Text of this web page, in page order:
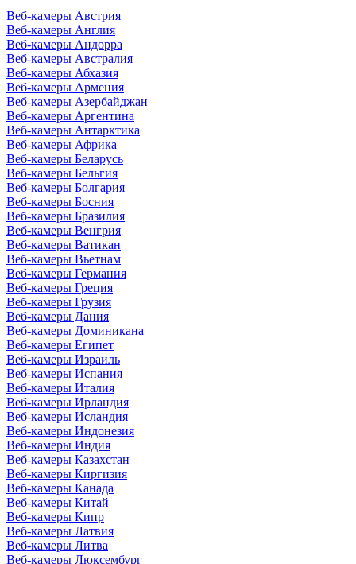
Веб-камеры Австрия
Веб-камеры Англия
Веб-камеры Андорра
Веб-камеры Австралия
Веб-камеры Абхазия
Веб-камеры Армения
Веб-камеры Азербайджан
Веб-камеры Аргентина
Веб-камеры Антарктика
Веб-камеры Африка
Веб-камеры Беларусь
Веб-камеры Бельгия
Веб-камеры Болгария
Веб-камеры Босния
Веб-камеры Бразилия
Веб-камеры Венгрия
Веб-камеры Ватикан
Веб-камеры Вьетнам
Веб-камеры Германия
Веб-камеры Греция
Веб-камеры Грузия
Веб-камеры Дания
Веб-камеры Доминикана
Веб-камеры Египет
Веб-камеры Израиль
Веб-камеры Испания
Веб-камеры Италия
Веб-камеры Ирландия
Веб-камеры Исландия
Веб-камеры Индонезия
Веб-камеры Индия
Веб-камеры Казахстан
Веб-камеры Киргизия
Веб-камеры Канада
Веб-камеры Китай
Веб-камеры Кипр
Веб-камеры Латвия
Веб-камеры Литва
Веб-камеры Люксембург